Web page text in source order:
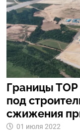
Границы
под
сжижения
01 июля 2022